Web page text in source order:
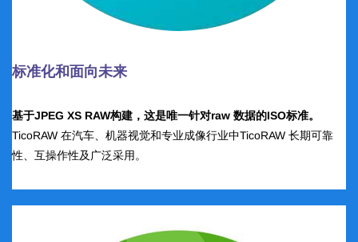
标准化和面向未来
基于JPEG XS RAW构建，这是唯一针对raw 数据的ISO标准。
TicoRAW 在汽车、机器视觉和专业成像行业中TicoRAW 长期可靠
性、互操作性及广泛采用。